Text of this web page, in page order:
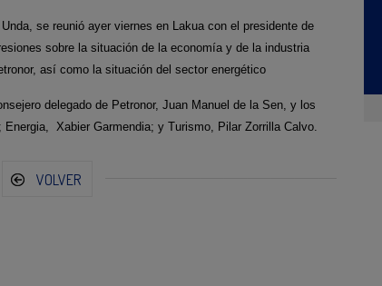
se reunió ayer viernes en Lakua con el presidente de
sobre la situación de la economía y de la industria
así como la situación del sector energético
delegado de Petronor, Juan Manuel de la Sen, y los
Energia, Xabier Garmendia; y Turismo, Pilar Zorrilla Calvo.
VOLVER